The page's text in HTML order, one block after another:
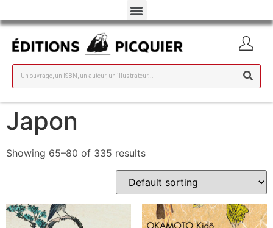
Japon
Showing 65–80 of 335 results